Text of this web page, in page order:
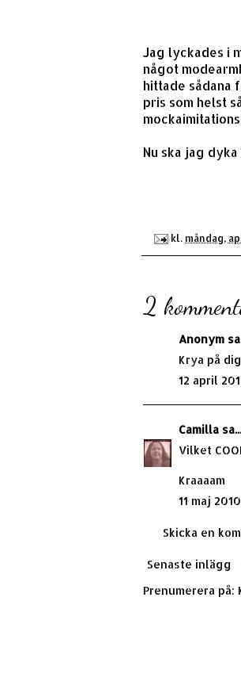
Jag lyckades i
något
hittade sådana
pris som helst
Nu ska jag
kl. måndag,
2
Anonym
Krya på
12 april
Camilla sa...
Vilket
Kraaaam
11 maj
Skicka en
Senaste inlägg
Prenumerera på: